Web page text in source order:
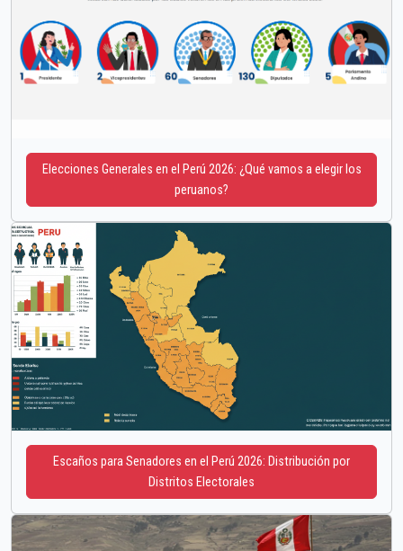
Elecciones Generales en el Perú 2026: ¿Qué vamos a elegir los
peruanos?
Escaños para Senadores en el Perú 2026: Distribución por
Distritos Electorales